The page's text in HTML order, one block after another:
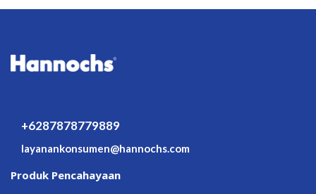
+6287878779889
layanankonsumen@hannochs.com
Produk Pencahayaan